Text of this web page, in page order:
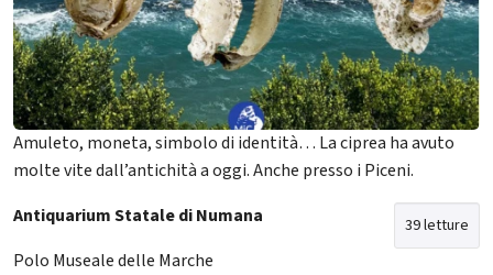
Amuleto, moneta, simbolo di identità… La ciprea ha avuto
molte vite dall’antichità a oggi. Anche presso i Piceni.
39 letture
Antiquarium Statale di Numana
Polo Museale delle Marche